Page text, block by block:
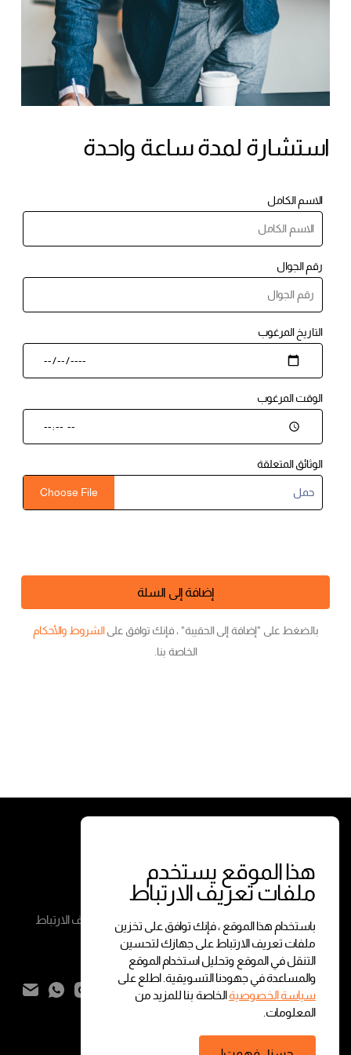
هذا الموقع يستخدم
ملفات تعريف الارتباط
باستخدام هذا الموقع ، فإنك توافق على تخزين
ملفات تعريف الارتباط على جهازك لتحسين
التنقل في الموقع وتحليل استخدام الموقع
والمساعدة في جهودنا التسويقية. اطلع على
سياسة الخصوصيةالخاصة بنا للمزيد من
المعلومات.
لا توجد منتجات في سلة
المشتريات.
زيارة المتجر
المجموع:
استشارة لمدة ساعة واحدة
الاسم الكامل
رقم الجوال
التاريخ المرغوب
الوقت المرغوب
الوثائق المتعلقة
حمل
Choose File
إضافة إلى السلة
بالضغط على "إضافة إلى الحقيبة" ، فإنك توافق علىالشروط والأحكام
الخاصة بنا.
تواصل معنا
سياسة الخصوصية
سياسة ملفات تعريف الارتباط
معاملات الفورية
معاملات حسب الطلب